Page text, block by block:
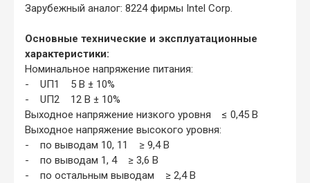
Зарубежный аналог: 8224 фирмы Intel Corp.
Основные технические и эксплуатационные
характеристики:
Номинальное напряжение питания:
- UП1 5 В ± 10%
- UП2 12 В ± 10%
Выходное напряжение низкого уровня ≤ 0,45 В
Выходное напряжение высокого уровня:
- по выводам 10, 11 ≥ 9,4 В
- по выводам 1, 4 ≥ 3,6 В
- по остальным выводам ≥ 2,4 В